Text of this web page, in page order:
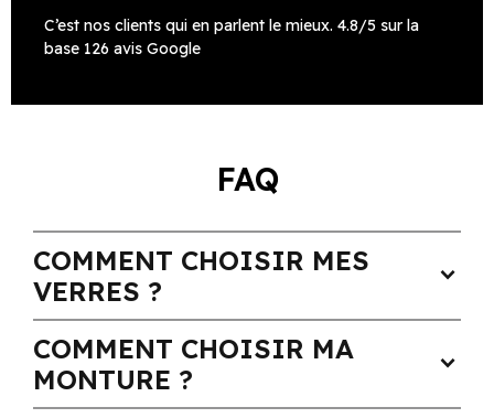
C’est nos clients qui en parlent le mieux. 4.8/5 sur la
base 126 avis Google
FAQ
COMMENT CHOISIR MES
VERRES ?
expand_more
COMMENT CHOISIR MA
MONTURE ?
expand_more